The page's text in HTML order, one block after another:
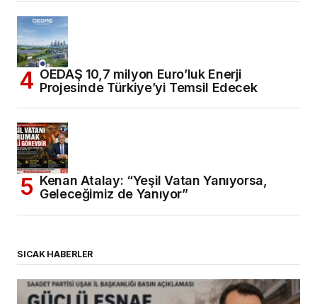
OEDAŞ 10,7 milyon Euro’luk Enerji
Projesinde Türkiye’yi Temsil Edecek
Kenan Atalay: “Yeşil Vatan Yanıyorsa,
Geleceğimiz de Yanıyor”
SICAK HABERLER